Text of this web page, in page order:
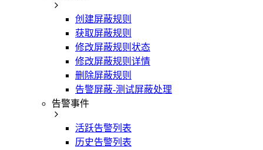
创建屏蔽规则
获取屏蔽规则
修改屏蔽规则状态
修改屏蔽规则详情
删除屏蔽规则
告警屏蔽-测试屏蔽处理
告警事件
活跃告警列表
历史告警列表